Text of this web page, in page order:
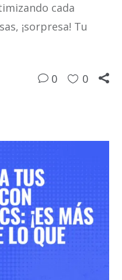
cada
¡sorpresa! Tu
0 0